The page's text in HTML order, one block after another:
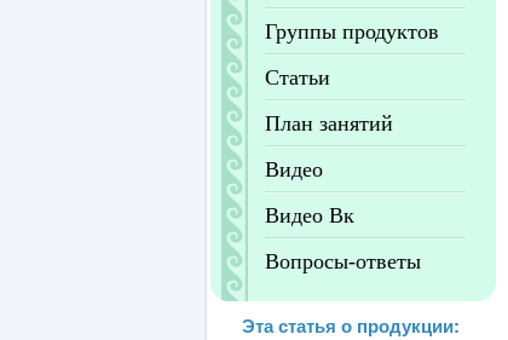
Группы продуктов
Статьи
План занятий
Видео
Видео Вк
Вопросы-ответы
Эта статья о продукции: